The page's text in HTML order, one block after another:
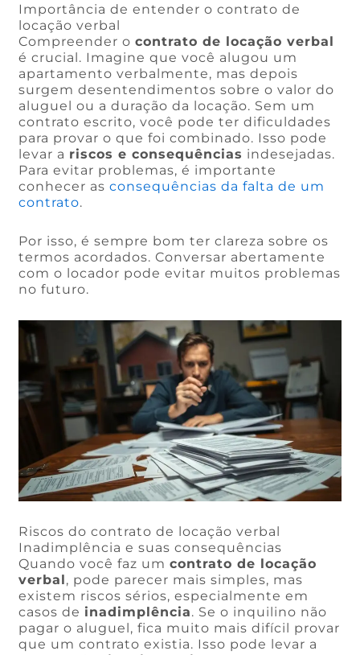
Importância de entender o contrato de
locação verbal
Compreender ocontrato de locação verbal
é crucial. Imagine que você alugou um
apartamento verbalmente, mas depois
surgem desentendimentos sobre o valor do
aluguel ou a duração da locação. Sem um
contrato escrito, você pode ter dificuldades
para provar o que foi combinado. Isso pode
levar a riscos e consequências indesejadas.
Para evitar problemas, é importante
conhecer asconsequências da falta de um
contrato.
Por isso, é sempre bom ter clareza sobre os
termos acordados. Conversar abertamente
com o locador pode evitar muitos problemas
no futuro.
Riscos do contrato de locação verbal
Inadimplência e suas consequências
Quando você faz umcontrato de locação
verbal , pode parecer mais simples, mas
existem riscos sérios, especialmente em
casos de inadimplência. Se o inquilino não
pagar o aluguel, fica muito mais difícil provar
que um contrato existia. Isso pode levar a